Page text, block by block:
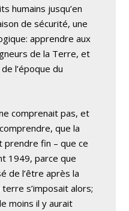
humains jusqu’en
de sécurité, une
apprendre aux
de la Terre, et
l’époque du
comprenait pas, et
que la
fin – que ce
1949, parce que
de l’être après la
s’imposait alors;
moins il y aurait